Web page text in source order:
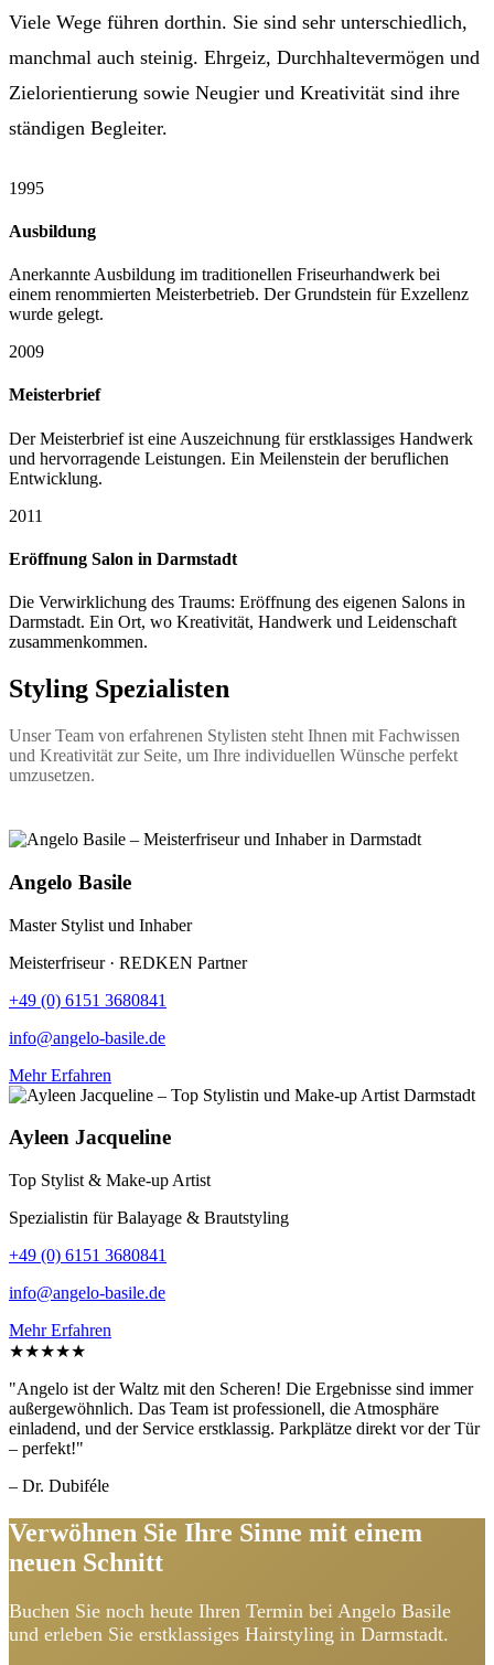
Viele Wege führen dorthin. Sie sind sehr unterschiedlich,
manchmal auch steinig. Ehrgeiz, Durchhaltevermögen und
Zielorientierung sowie Neugier und Kreativität sind ihre
ständigen Begleiter.
1995
Ausbildung
Anerkannte Ausbildung im traditionellen Friseurhandwerk bei
einem renommierten Meisterbetrieb. Der Grundstein für Exzellenz
wurde gelegt.
2009
Meisterbrief
Der Meisterbrief ist eine Auszeichnung für erstklassiges Handwerk
und hervorragende Leistungen. Ein Meilenstein der beruflichen
Entwicklung.
2011
Eröffnung Salon in Darmstadt
Die Verwirklichung des Traums: Eröffnung des eigenen Salons in
Darmstadt. Ein Ort, wo Kreativität, Handwerk und Leidenschaft
zusammenkommen.
Styling Spezialisten
Unser Team von erfahrenen Stylisten steht Ihnen mit Fachwissen
und Kreativität zur Seite, um Ihre individuellen Wünsche perfekt
umzusetzen.
Angelo Basile
Master Stylist und Inhaber
Meisterfriseur · REDKEN Partner
+49 (0) 6151 3680841
info@angelo-basile.de
Mehr Erfahren
Ayleen Jacqueline
Top Stylist & Make-up Artist
Spezialistin für Balayage & Brautstyling
+49 (0) 6151 3680841
info@angelo-basile.de
Mehr Erfahren
★★★★★
"Angelo ist der Waltz mit den Scheren! Die Ergebnisse sind immer
außergewöhnlich. Das Team ist professionell, die Atmosphäre
einladend, und der Service erstklassig. Parkplätze direkt vor der Tür
– perfekt!"
– Dr. Dubiféle
Verwöhnen Sie Ihre Sinne mit einem
neuen Schnitt
Buchen Sie noch heute Ihren Termin bei Angelo Basile
und erleben Sie erstklassiges Hairstyling in Darmstadt.